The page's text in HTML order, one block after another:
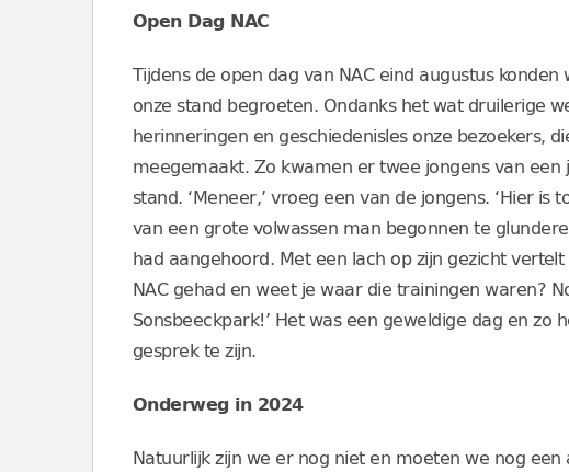
Open Dag NAC
Tijdens de open dag van NAC eind augustus
onze stand begroeten. Ondanks het wat druilerige
herinneringen en geschiedenisles onze bezoekers,
meegemaakt. Zo kwamen er twee jongens van
stand. ‘Meneer,’ vroeg een van de jongens. ‘Hier is
van een grote volwassen man begonnen te
had aangehoord. Met een lach op zijn gezicht
NAC gehad en weet je waar die trainingen waren?
Sonsbeeckpark!’ Het was een geweldige dag en zo
gesprek te zijn.
Onderweg in 2024
Natuurlijk zijn we er nog niet en moeten we nog